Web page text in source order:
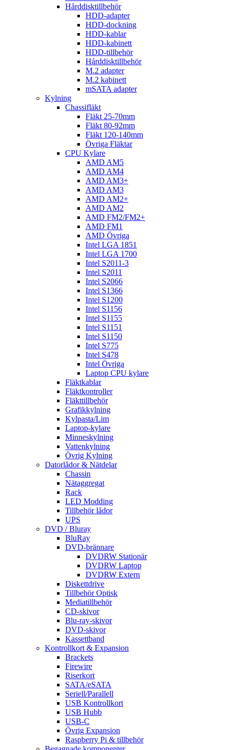
Hårddisktillbehör
HDD-adapter
HDD-dockning
HDD-kablar
HDD-kabinett
HDD-tillbehör
Hårddisktillbehör
M.2 adapter
M.2 kabinett
mSATA adapter
Kylning
Chassifläkt
Fläkt 25-70mm
Fläkt 80-92mm
Fläkt 120-140mm
Övriga Fläktar
CPU Kylare
AMD AM5
AMD AM4
AMD AM3+
AMD AM3
AMD AM2+
AMD AM2
AMD FM2/FM2+
AMD FM1
AMD Övriga
Intel LGA 1851
Intel LGA 1700
Intel S2011-3
Intel S2011
Intel S2066
Intel S1366
Intel S1200
Intel S1156
Intel S1155
Intel S1151
Intel S1150
Intel S775
Intel S478
Intel Övriga
Laptop CPU kylare
Fläktkablar
Fläktkontroller
Fläkttillbehör
Grafikkylning
Kylpasta/Lim
Laptop-kylare
Minneskylning
Vattenkylning
Övrig Kylning
Datorlådor & Nätdelar
Chassin
Nätaggregat
Rack
LED Modding
Tillbehör lådor
UPS
DVD / Bluray
BluRay
DVD-brännare
DVDRW Stationär
DVDRW Laptop
DVDRW Extern
Diskettdrive
Tillbehör Optisk
Mediatillbehör
CD-skivor
Blu-ray-skivor
DVD-skivor
Kassettband
Kontrollkort & Expansion
Brackets
Firewire
Riserkort
SATA/eSATA
Seriell/Parallell
USB Kontrollkort
USB Hubb
USB-C
Övrig Expansion
Raspberry Pi & tillbehör